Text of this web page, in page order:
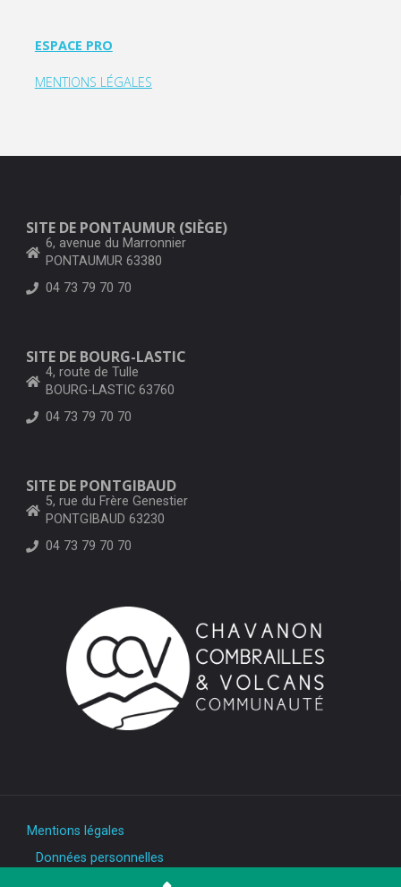
ESPACE PRO
MENTIONS LÉGALES
SITE DE PONTAUMUR (SIÈGE)
6, avenue du Marronnier
PONTAUMUR 63380
04 73 79 70 70
SITE DE BOURG-LASTIC
4, route de Tulle
BOURG-LASTIC 63760
04 73 79 70 70
SITE DE PONTGIBAUD
5, rue du Frère Genestier
PONTGIBAUD 63230
04 73 79 70 70
Mentions légales
Données personnelles